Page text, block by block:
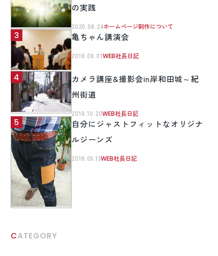
の実践
2020.08.24ホームページ制作について
亀ちゃん講演会
2018.08.01WEB社長日記
カメラ講座&撮影会in岸和田城～紀
州街道
2018.10.20WEB社長日記
自分にジャストフィットなオリジナ
ルジーンズ
2018.05.15WEB社長日記
CATEGORY